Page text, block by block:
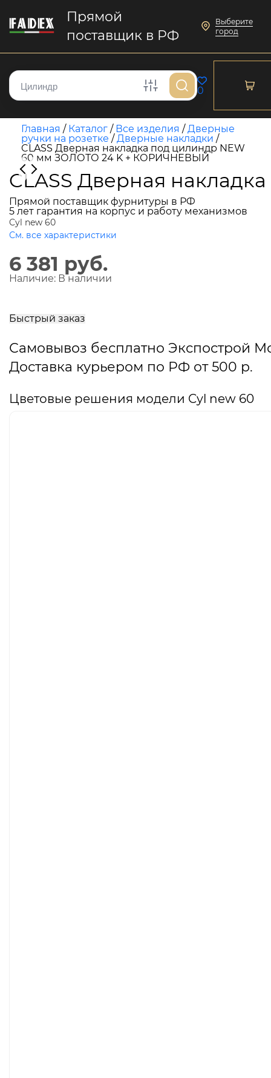
Прямой
поставщик в РФ
Выберите
город
0
Главная / Каталог / Все изделия /Дверные
ручки на розетке /Дверные накладки /
CLASS Дверная накладка под цилиндр NEW
60 мм ЗОЛОТО 24 K + КОРИЧНЕВЫЙ
CLASS Дверная
Прямой поставщик фурнитуры в РФ
5 лет гарантия на корпус и работу механизмов
Cyl new 60
См. все характеристики
6 381 руб.
Наличие: В наличии
Быстрый заказ
Самовывоз бесплатно Экспострой
Доставка курьером по РФ от 500 р.
Цветовые решения модели Cyl new 60